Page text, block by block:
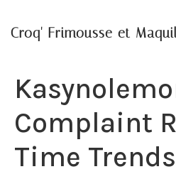
Croq' Frimousse et
Complaint
Time Trends